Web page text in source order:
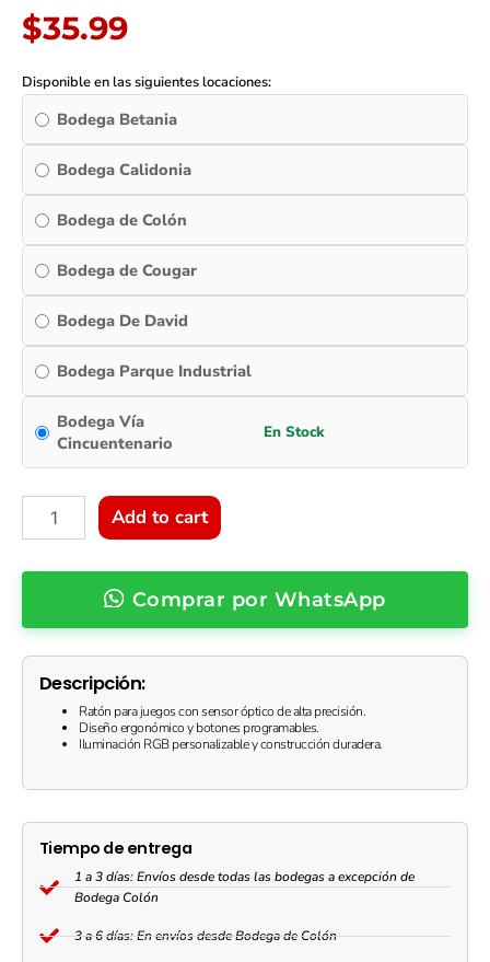
$35.99
Disponible en las siguientes locaciones:
Bodega Betania
Bodega Calidonia
Bodega de Colón
Bodega de Cougar
Bodega De David
Bodega Parque Industrial
Bodega Vía
Cincuentenario
Delgado
y
quantity
Add to cart
Comprar por WhatsApp
Descripción:
Ratón para juegos con sensor óptico de alta precisión.
Diseño ergonómico y botones programables.
Iluminación RGB personalizable y construcción duradera.
Tiempo de entrega
1 a 3 días: Envíos desde todas las bodegas a excepción de
Bodega Colón
3 a 6 días: En envíos desde Bodega de Colón